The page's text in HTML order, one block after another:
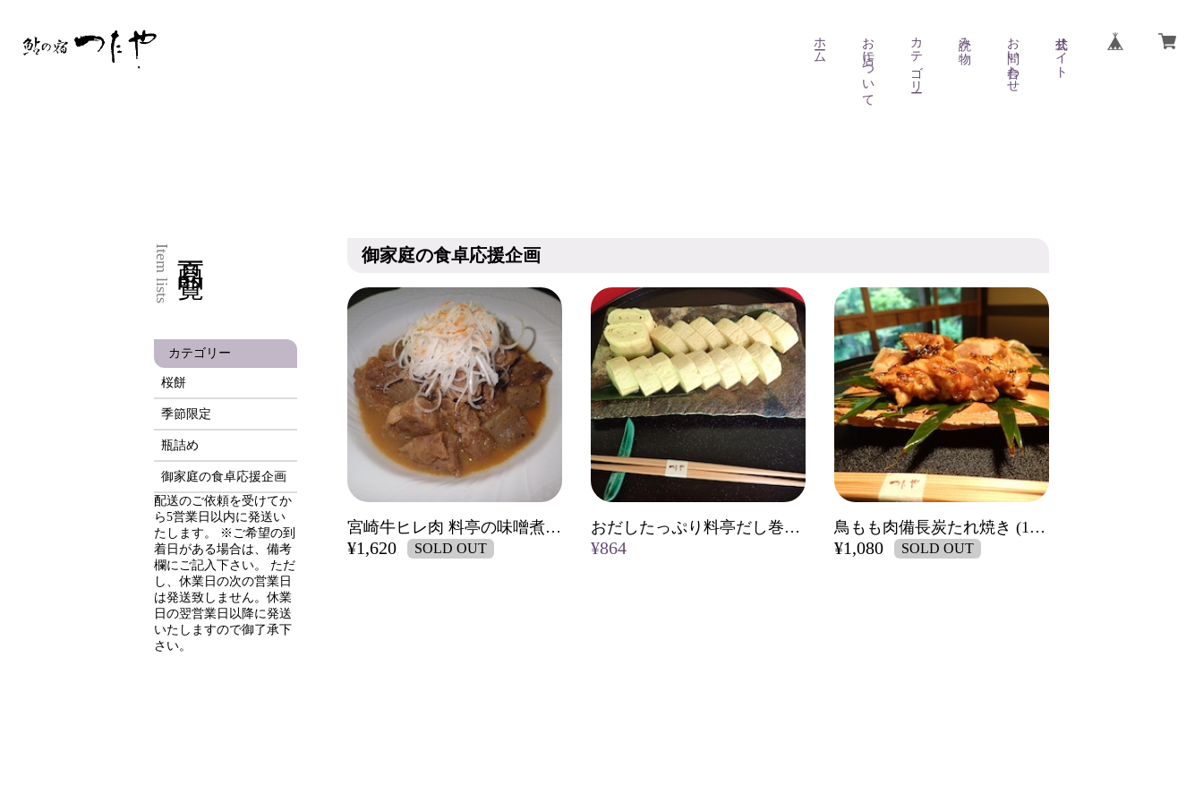
ホーム お店について カテゴリー 読み物 お問い合わせ 公式サイト
Item lists
カテゴリー
桜餅
季節限定
瓶詰め
御家庭の食卓応援企画
配送のご依頼を受けてか
ら5営業日以内に発送い
たします。 ※ご希望の到
着日がある場合は、備考
欄にご記入下さい。 ただ
し、休業日の次の営業日
は発送致しません。休業
日の翌営業日以降に発送
いたしますので御了承下
さい。
御家庭の食卓応援企画
宮崎牛ヒレ肉 料亭の味噌煮込み
¥1,620 SOLD OUT
おだしたっぷり料亭だし巻き(1本入り)
¥864
鳥もも肉備長炭たれ焼き (1パック)
¥1,080 SOLD OUT